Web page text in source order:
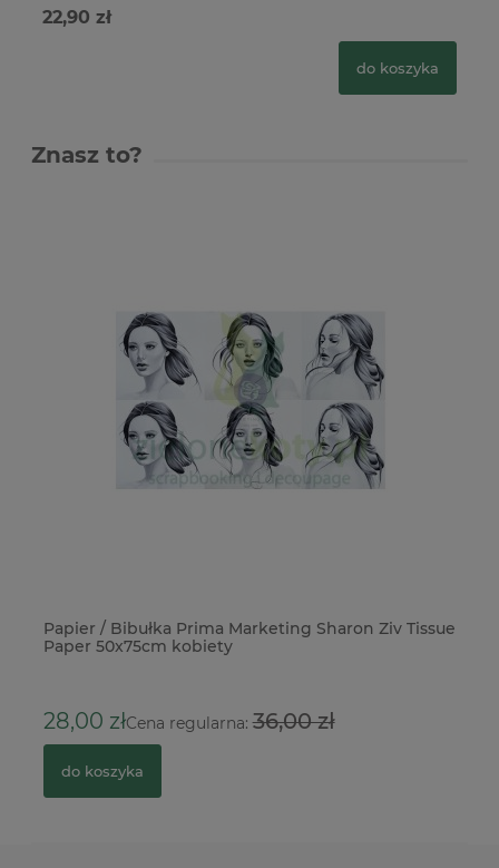
22,90 zł
do koszyka
Znasz to?
Papier / Bibułka Prima Marketing Sharon Ziv Tissue
Paper 50x75cm kobiety
28,00 złCena regularna:36,00 zł
do koszyka